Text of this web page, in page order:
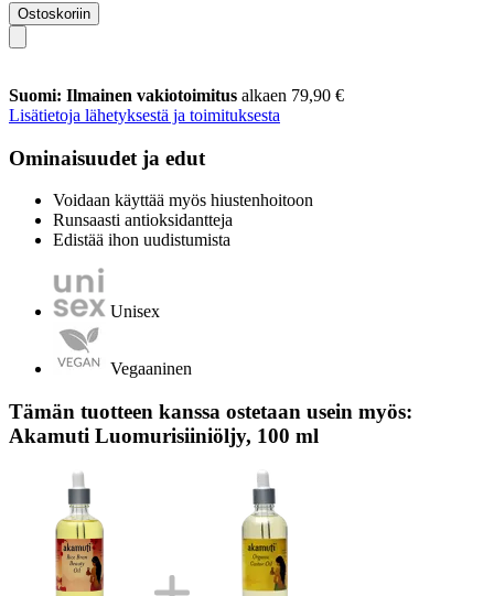
Ostoskoriin
Suomi: Ilmainen vakiotoimitus alkaen 79,90 €
Lisätietoja lähetyksestä ja toimituksesta
Ominaisuudet ja edut
Voidaan käyttää myös hiustenhoitoon
Runsaasti antioksidantteja
Edistää ihon uudistumista
Unisex
Vegaaninen
Tämän tuotteen kanssa ostetaan usein myös:
Akamuti Luomurisiiniöljy, 100 ml